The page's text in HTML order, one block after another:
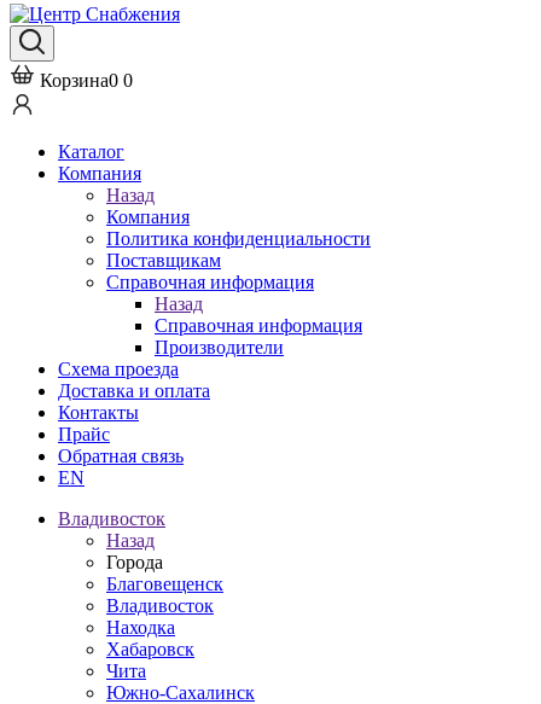
Корзина0 0
Каталог
Компания
Назад
Компания
Политика конфиденциальности
Поставщикам
Справочная информация
Назад
Справочная информация
Производители
Схема проезда
Доставка и оплата
Контакты
Прайс
Обратная связь
EN
Владивосток
Назад
Города
Благовещенск
Владивосток
Находка
Хабаровск
Чита
Южно-Сахалинск